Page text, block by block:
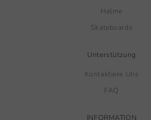
Helme
Skateboards
Unterstützung
Kontaktiere Uns
FAQ
INFORMATION